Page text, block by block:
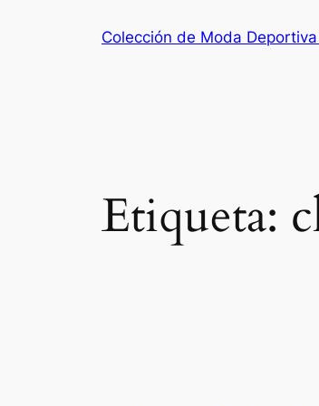
Colección de Moda
Etiqueta: